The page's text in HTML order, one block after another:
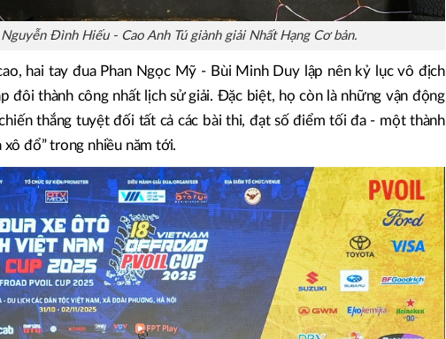
Đình Hiếu - Cao Anh Tú giành giải Nhất Hạng Cơ bản.
hai tay đua Phan Ngọc Mỹ - Bùi Minh Duy lập nên kỷ lục vô địch
đôi thành công nhất lịch sử giải. Đặc biệt, họ còn là những vận động
thắng tuyệt đối tất cả các bài thi, đạt số điểm tối đa - một thành
xô đổ” trong nhiều năm tới.